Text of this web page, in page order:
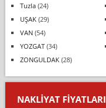
Tuzla(24)
UŞAK(29)
VAN(54)
YOZGAT(34)
ZONGULDAK(28)
NAKLIYAT FIYATLARI